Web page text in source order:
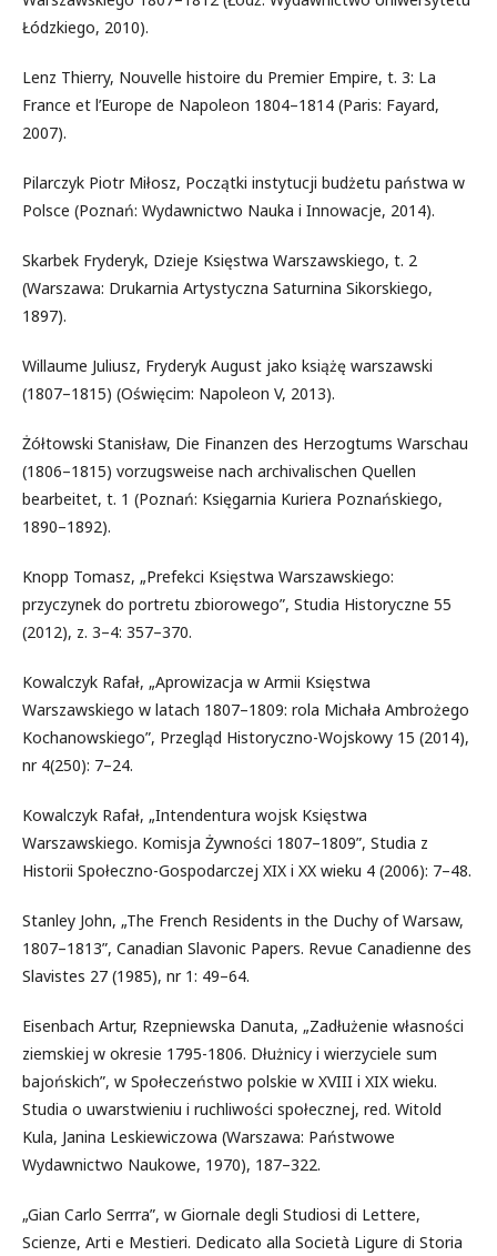
Łódzkiego, 2010).
Lenz Thierry, Nouvelle histoire du Premier Empire, t. 3: La
France et l’Europe de Napoleon 1804–1814 (Paris: Fayard,
2007).
Pilarczyk Piotr Miłosz, Początki instytucji budżetu państwa w
Polsce (Poznań: Wydawnictwo Nauka i Innowacje, 2014).
Skarbek Fryderyk, Dzieje Księstwa Warszawskiego, t. 2
(Warszawa: Drukarnia Artystyczna Saturnina Sikorskiego,
1897).
Willaume Juliusz, Fryderyk August jako książę warszawski
(1807–1815) (Oświęcim: Napoleon V, 2013).
Żółtowski Stanisław, Die Finanzen des Herzogtums Warschau
(1806–1815) vorzugsweise nach archivalischen Quellen
bearbeitet, t. 1 (Poznań: Księgarnia Kuriera Poznańskiego,
1890–1892).
Knopp Tomasz, „Prefekci Księstwa Warszawskiego:
przyczynek do portretu zbiorowego”, Studia Historyczne 55
(2012), z. 3–4: 357–370.
Kowalczyk Rafał, „Aprowizacja w Armii Księstwa
Warszawskiego w latach 1807–1809: rola Michała Ambrożego
Kochanowskiego”, Przegląd Historyczno-Wojskowy 15 (2014),
nr 4(250): 7–24.
Kowalczyk Rafał, „Intendentura wojsk Księstwa
Warszawskiego. Komisja Żywności 1807–1809”, Studia z
Historii Społeczno-Gospodarczej XIX i XX wieku 4 (2006): 7–48.
Stanley John, „The French Residents in the Duchy of Warsaw,
1807–1813”, Canadian Slavonic Papers. Revue Canadienne des
Slavistes 27 (1985), nr 1: 49–64.
Eisenbach Artur, Rzepniewska Danuta, „Zadłużenie własności
ziemskiej w okresie 1795-1806. Dłużnicy i wierzyciele sum
bajońskich”, w Społeczeństwo polskie w XVIII i XIX wieku.
Studia o uwarstwieniu i ruchliwości społecznej, red. Witold
Kula, Janina Leskiewiczowa (Warszawa: Państwowe
Wydawnictwo Naukowe, 1970), 187–322.
„Gian Carlo Serrra”, w Giornale degli Studiosi di Lettere,
Scienze, Arti e Mestieri. Dedicato alla Società Ligure di Storia